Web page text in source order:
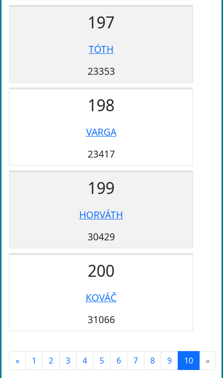
197
TÓTH
23353
198
VARGA
23417
199
HORVÁTH
30429
200
KOVÁČ
31066
« 1 2 3 4 5 6 7 8 9 10 »